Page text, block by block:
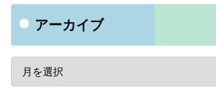
アーカイブ